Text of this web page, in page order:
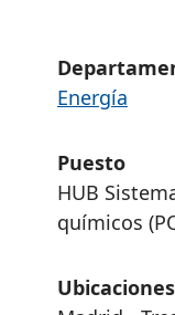
Energía
Puesto
HUB
químicos
Ubicaciones